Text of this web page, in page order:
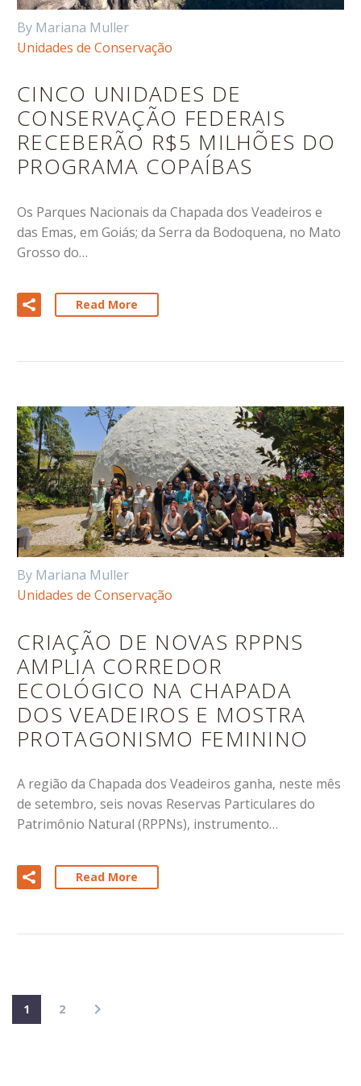
By Mariana Muller
Unidades de Conservação
CINCO UNIDADES DE
CONSERVAÇÃO FEDERAIS
RECEBERÃO R$5 MILHÕES DO
PROGRAMA COPAÍBAS
Os Parques Nacionais da Chapada dos Veadeiros e
das Emas, em Goiás; da Serra da Bodoquena, no Mato
Grosso do…
Read More
By Mariana Muller
Unidades de Conservação
CRIAÇÃO DE NOVAS RPPNS
AMPLIA CORREDOR
ECOLÓGICO NA CHAPADA
DOS VEADEIROS E MOSTRA
PROTAGONISMO FEMININO
A região da Chapada dos Veadeiros ganha, neste mês
de setembro, seis novas Reservas Particulares do
Patrimônio Natural (RPPNs), instrumento…
Read More
1 2